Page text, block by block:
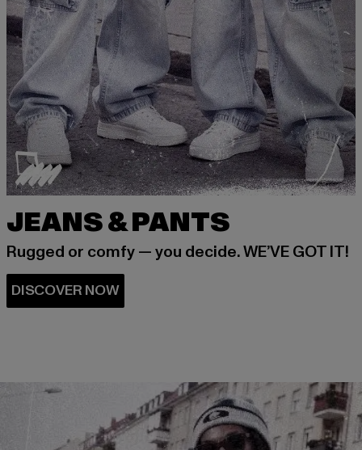
JEANS & PANTS
Rugged or comfy — you decide. WE’VE GOT IT!
DISCOVER NOW